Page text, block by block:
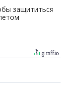
защититься